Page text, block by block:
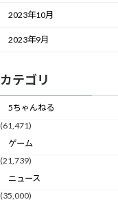
2023年10月
2023年9月
カテゴリ
5ちゃんねる
(61,471)
ゲーム
(21,739)
ニュース
(35,000)